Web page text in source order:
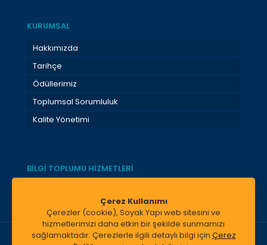
KURUMSAL
Hakkımızda
Tarihçe
Ödüllerimiz
Toplumsal Sorumluluk
Kalite Yönetimi
BİLGİ TOPLUMU HİZMETLERİ
Çerez Kullanımı
Çerezler (cookie), Soyak Yapı web sitesini ve
hizmetlerimizi daha etkin bir şekilde sunmamızı
sağlamaktadır. Çerezlerle ilgili detaylı bilgi için Çerez